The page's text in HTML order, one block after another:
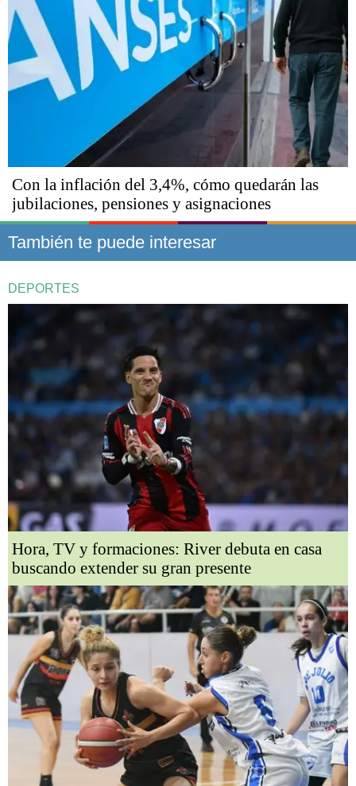
Con la inflación del 3,4%, cómo quedarán las
jubilaciones, pensiones y asignaciones
También te puede interesar
DEPORTES
Hora, TV y formaciones: River debuta en casa
buscando extender su gran presente